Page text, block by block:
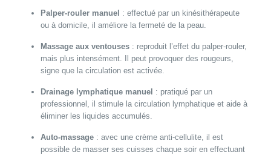
Palper-rouler manuel : effectué par un kinésithérapeute
ou à domicile, il améliore la fermeté de la peau.
Massage aux ventouses: reproduit l’effet du palper-rouler,
mais plus intensément. Il peut provoquer des rougeurs,
signe que la circulation est activée.
Drainage lymphatique manuel : pratiqué par un
professionnel, il stimule la circulation lymphatique et aide à
éliminer les liquides accumulés.
Auto-massage: avec une crème anti-cellulite, il est
possible de masser ses cuisses chaque soir en effectuant